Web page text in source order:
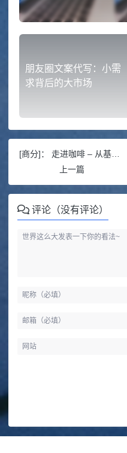
朋友圈文案代写：小需
求背后的大市场
上一篇
评论（没有评论）